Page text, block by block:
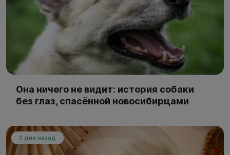
Она ничего не видит: история собаки
без глаз, спасённой новосибирцами
2 дня назад